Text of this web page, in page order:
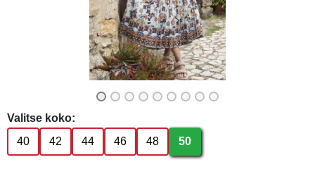
Valitse koko:
40
42 44 46 48 50